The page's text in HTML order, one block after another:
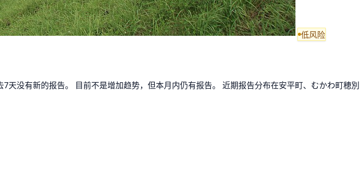
低风险
没有新的报告。 目前不是增加趋势，但本月内仍有报告。 近期报告分布在安平町、むかわ町穂別